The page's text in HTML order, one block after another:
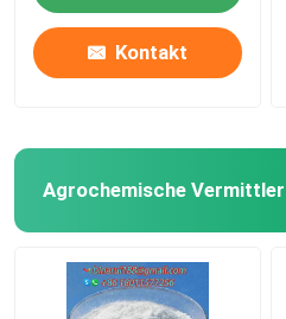
Kontakt
Agrochemische Vermittler